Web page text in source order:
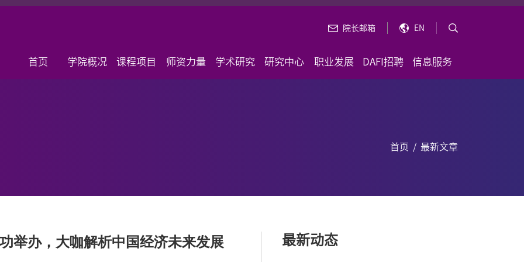
院长邮箱 EN
首页 学院概况 课程项目 师资力量 学术研究 研究中心 职业发展 DAFI招聘 信息服务
首页 / 最新文章
举办，大咖解析中国经济未来发展 最新动态